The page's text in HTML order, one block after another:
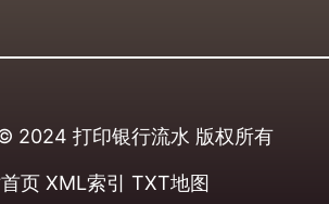
2024 打印银行流水 版权所有
页 XML索引 TXT地图